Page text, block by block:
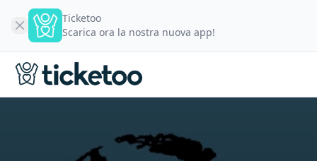
Ticketoo
Scarica ora la nostra nuova app!